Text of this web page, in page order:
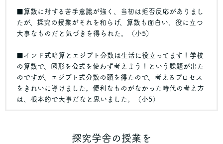
■算数に対する苦手意識が強く、当初は拒否反応がありまし
たが、探究の授業がそれを和らげ、算数も面白い、役に立つ
大事なものだと気づきを得られた。（小5）
■インド式暗算とエジプト分数は生活に役立ってます！学校
の算数で、図形を公式を使わず考えよう！という課題が出た
のですが、エジプト式分数の頭を得たので、考えるプロセス
をきれいに導けました。便利なものがなかった時代の考え方
は、根本的で大事だなと思いました。（小5）
探究学舎の授業を